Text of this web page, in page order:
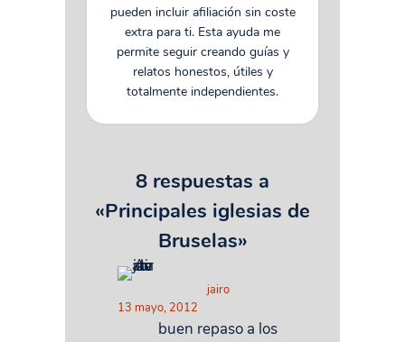
pueden incluir afiliación sin coste
extra para ti. Esta ayuda me
permite seguir creando guías y
relatos honestos, útiles y
totalmente independientes.
8 respuestas a
«Principales iglesias de
Bruselas»
jairo
13 mayo, 2012
buen repaso a los